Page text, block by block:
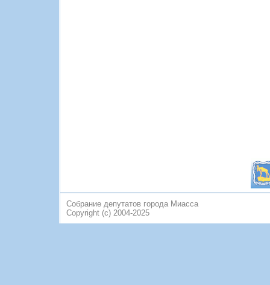
Собрание депутатов города Миасса
Copyright (c) 2004-2025